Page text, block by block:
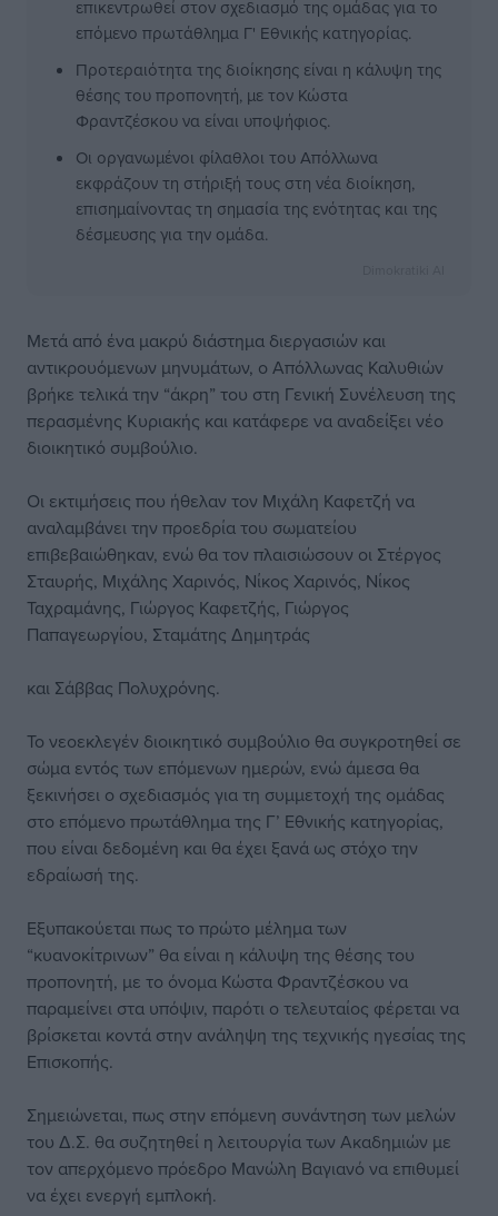
επικεντρωθεί στον σχεδιασμό της ομάδας για το
επόμενο πρωτάθλημα Γ' Εθνικής κατηγορίας.
Προτεραιότητα της διοίκησης είναι η κάλυψη της
θέσης του προπονητή, με τον Κώστα
Φραντζέσκου να είναι υποψήφιος.
Οι οργανωμένοι φίλαθλοι του Απόλλωνα
εκφράζουν τη στήριξή τους στη νέα διοίκηση,
επισημαίνοντας τη σημασία της ενότητας και της
δέσμευσης για την ομάδα.
Μετά από ένα μακρύ διάστημα διεργασιών και
αντικρουόμενων μηνυμάτων, ο Απόλλωνας Καλυθιών
βρήκε τελικά την “άκρη” του στη Γενική Συνέλευση της
περασμένης Κυριακής και κατάφερε να αναδείξει νέο
διοικητικό συμβούλιο.
Οι εκτιμήσεις που ήθελαν τον Μιχάλη Καφετζή να
αναλαμβάνει την προεδρία του σωματείου
επιβεβαιώθηκαν, ενώ θα τον πλαισιώσουν οι Στέργος
Σταυρής, Μιχάλης Χαρινός, Νίκος Χαρινός, Νίκος
Ταχραμάνης, Γιώργος Καφετζής, Γιώργος
Παπαγεωργίου, Σταμάτης Δημητράς
και Σάββας Πολυχρόνης.
Το νεοεκλεγέν διοικητικό συμβούλιο θα συγκροτηθεί σε
σώμα εντός των επόμενων ημερών, ενώ άμεσα θα
ξεκινήσει ο σχεδιασμός για τη συμμετοχή της ομάδας
στο επόμενο πρωτάθλημα της Γ’ Εθνικής κατηγορίας,
που είναι δεδομένη και θα έχει ξανά ως στόχο την
εδραίωσή της.
Εξυπακούεται πως το πρώτο μέλημα των
“κυανοκίτρινων” θα είναι η κάλυψη της θέσης του
προπονητή, με το όνομα Κώστα Φραντζέσκου να
παραμείνει στα υπόψιν, παρότι ο τελευταίος φέρεται να
βρίσκεται κοντά στην ανάληψη της τεχνικής ηγεσίας της
Επισκοπής.
Σημειώνεται, πως στην επόμενη συνάντηση των μελών
του Δ.Σ. θα συζητηθεί η λειτουργία των Ακαδημιών με
τον απερχόμενο πρόεδρο Μανώλη Βαγιανό να επιθυμεί
να έχει ενεργή εμπλοκή.